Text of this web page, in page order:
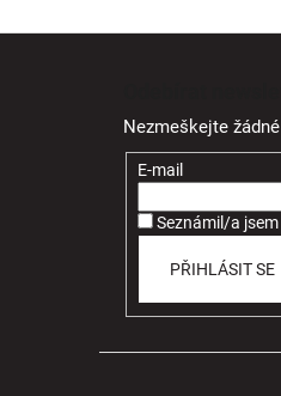
Nezmeškejte
E-mail
Seznámil/a
PŘIHLÁSIT SE